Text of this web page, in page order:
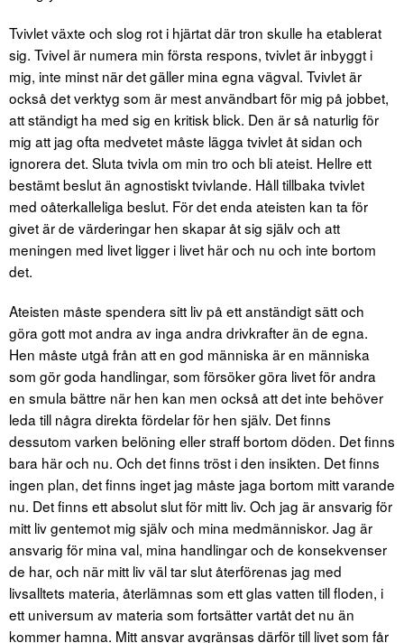
Tvivlet växte och slog rot i hjärtat där tron ​​skulle ha etablerat
sig. Tvivel är numera min första respons, tvivlet är inbyggt i
mig, inte minst när det gäller mina egna vägval. Tvivlet är
också det verktyg som är mest användbart för mig på jobbet,
att ständigt ha med sig en kritisk blick. Den är så naturlig för
mig att jag ofta medvetet måste lägga tvivlet åt sidan och
ignorera det. Sluta tvivla om min tro och bli ateist. Hellre ett
bestämt beslut än agnostiskt tvivlande. Håll tillbaka tvivlet
med oåterkalleliga beslut. För det enda ateisten kan ta för
givet är de värderingar hen skapar åt sig själv och att
meningen med livet ligger i livet här och nu och inte bortom
det.
Ateisten måste spendera sitt liv på ett anständigt sätt och
göra gott mot andra av inga andra drivkrafter än de egna.
Hen måste utgå från att en god människa är en människa
som gör goda handlingar, som försöker göra livet för andra
en smula bättre när hen kan men också att det inte behöver
leda till några direkta fördelar för hen själv. Det finns
dessutom varken belöning eller straff bortom döden. Det finns
bara här och nu. Och det finns tröst i den insikten. Det finns
ingen plan, det finns inget jag måste jaga bortom mitt varande
nu. Det finns ett absolut slut för mitt liv. Och jag är ansvarig för
mitt liv gentemot mig själv och mina medmänniskor. Jag är
ansvarig för mina val, mina handlingar och de konsekvenser
de har, och när mitt liv väl tar slut återförenas jag med
livsalltets materia, återlämnas som ett glas vatten till floden, i
ett universum av materia som fortsätter vartåt det nu än
kommer hamna. Mitt ansvar avgränsas därför till livet som får